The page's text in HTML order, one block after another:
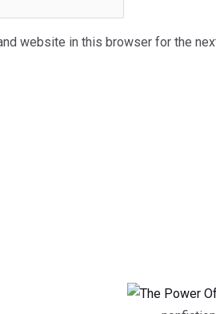
website in this browser for the